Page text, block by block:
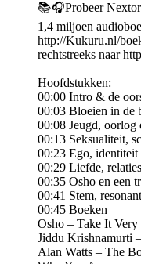
📚🎧Probeer
1,4 miljoen
http://Kukuru.nl/
rechtstreeks naar
Hoofdstukken:
00:00 Intro & de
00:03 Bloeien in de
00:08 Jeugd, oorlog
00:13 Seksualiteit,
00:23 Ego,
00:29 Liefde,
00:35 Osho en een
00:41 Stem,
00:45 Boeken
Osho – Take It Very
Jiddu Krishnamurti
Alan Watts – The